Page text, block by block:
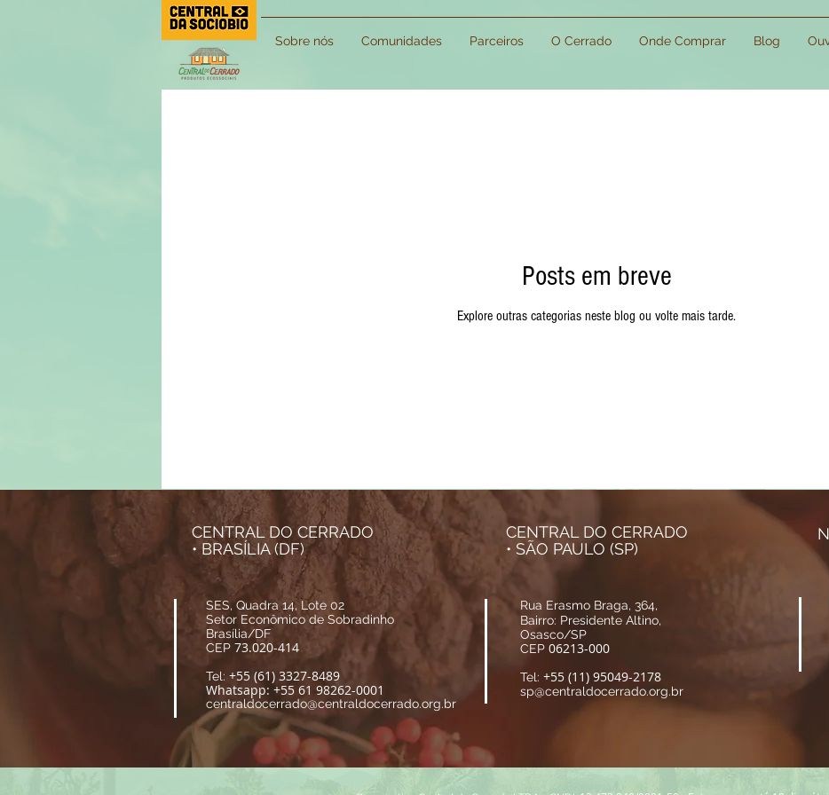
Sobre nós Comunidades Parceiros O Cerrado Onde Comprar Blog
Posts em breve
Explore outras categorias neste blog ou volte mais tarde.
Rua Erasmo Braga, 364,
Bairro: Presidente Altino,
Osasco/SP
CEP 06213-000
Tel: +55 (11) 95049-2178
sp@centraldocerrado.org.br
CENTRAL DO CERRADO
• SÃO PAULO (SP)
CENTRAL DO CERRADO
• BRASÍLIA (DF)
SES, Quadra 14, Lote 02
Setor Econômico de Sobradinho
Brasília/DF
CEP 73.020-414
Tel: +55 (61) 3327-8489
Whatsapp: +55 61 98262-0001
centraldocerrado@centraldocerrado.org.br